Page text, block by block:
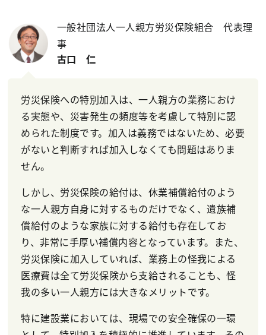
一般社団法人一人親方労災保険組合 代表理
事
古口 仁
労災保険への特別加入は、一人親方の業務におけ
る実態や、災害発生の頻度等を考慮して特別に認
められた制度です。加入は義務ではないため、必要
がないと判断すれば加入しなくても問題はありま
せん。
しかし、労災保険の給付は、休業補償給付のよう
な一人親方自身に対するものだけでなく、遺族補
償給付のような家族に対する給付も存在してお
り、非常に手厚い補償内容となっています。また、
労災保険に加入していれば、業務上の怪我による
医療費は全て労災保険から支給されることも、怪
我の多い一人親方には大きなメリットです。
特に建設業においては、現場での安全確保の一環